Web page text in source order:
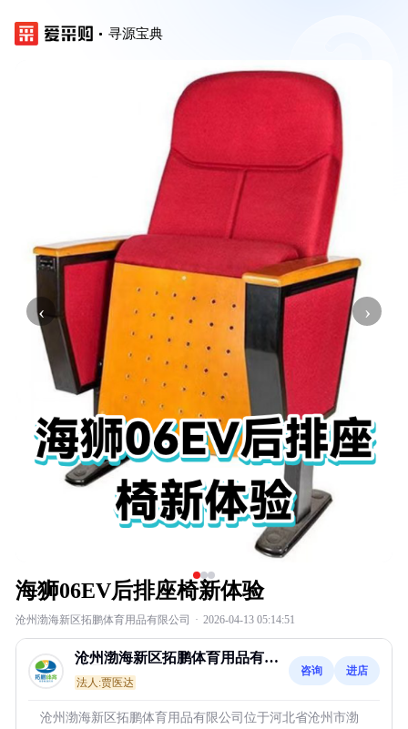
寻源宝典
‹ ›
海狮06EV后排座椅新体验
沧州渤海新区拓鹏体育用品有限公司 · 2026-04-13 05:14:51
沧州渤海新区拓鹏体育用品有限
公司
法人:贾医达
咨询 进店
沧州渤海新区拓鹏体育用品有限公司位于河北省沧州市渤